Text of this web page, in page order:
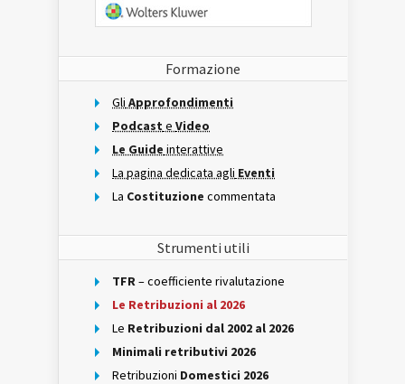
Formazione
Gli Approfondimenti
Podcast e Video
Le Guide interattive
La pagina dedicata agli Eventi
La Costituzione commentata
Strumenti utili
TFR– coefficiente rivalutazione
Le Retribuzioni al 2026
Le Retribuzioni dal 2002 al 2026
Minimali retributivi 2026
Retribuzioni Domestici 2026